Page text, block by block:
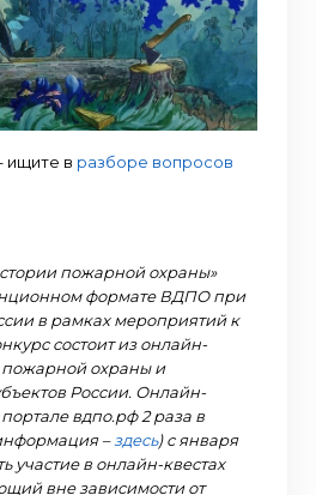
ищите в разборе вопросов
пожарной охраны»
формате ВДПО при
в рамках мероприятий к
состоит из онлайн-
пожарной охраны и
России. Онлайн-
вдпо.рф 2 раза в
–здесь) с января
участие в онлайн-квестах
вне зависимости от